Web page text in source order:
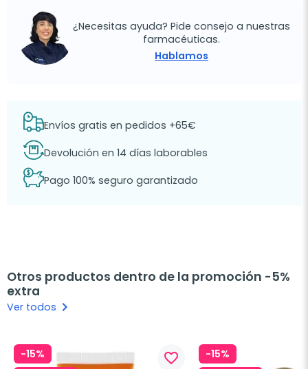
¿Necesitas ayuda? Pide consejo a nuestras
farmacéuticas.
Hablamos
Envíos gratis en pedidos +65€
Devolución en 14 días laborables
Pago 100% seguro garantizado
Otros productos dentro de la promoción -5%
extra
Ver todos keyboard_arrow_right
-15%
favorite_border
-15%